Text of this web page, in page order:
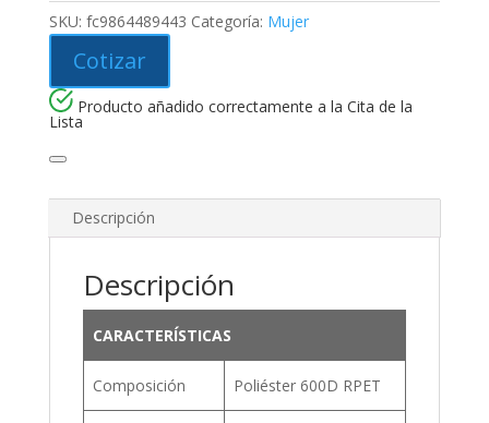
SKU: fc9864489443 Categoría: Mujer
Cotizar
Producto añadido correctamente a la Cita de la
Lista
Descripción
Descripción
CARACTERÍSTICAS
Composición Poliéster 600D RPET